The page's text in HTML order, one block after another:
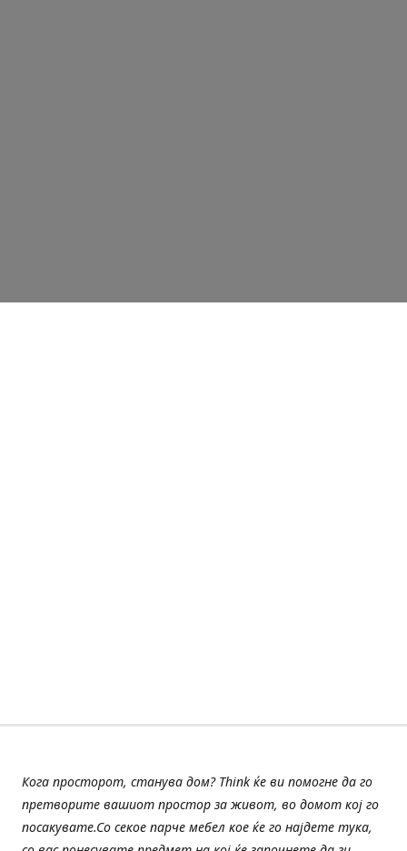
Кога просторот, станува дом? Think ќе ви помогне да го
претворите вашиот простор за живот, во домот кој го
посакувате.Со секое парче мебел кое ќе го најдете тука,